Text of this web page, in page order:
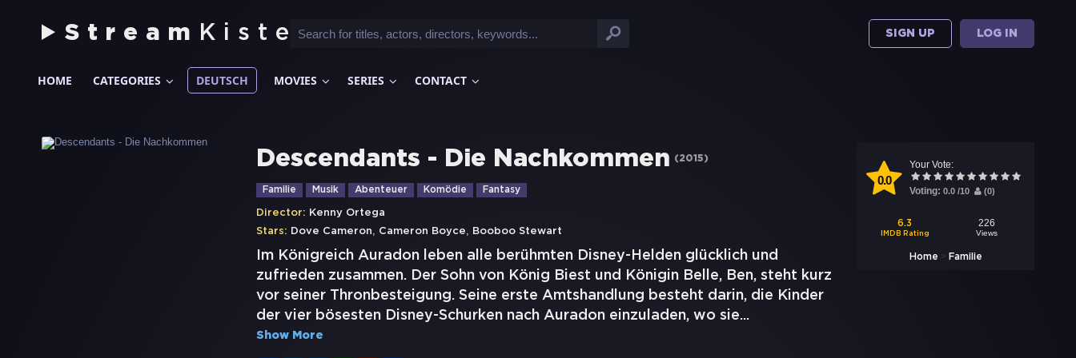
Stream Kiste SIGN UP LOG IN
HOME CATEGORIES DEUTSCH MOVIES SERIES CONTACT
0.0
Your Vote:
Voting: 0.0 /10 (0)
6.3
IMDB Rating
226
Views
Home > Familie
Descendants - Die Nachkommen (2015)
Familie Musik Abenteuer Komödie Fantasy
Director: Kenny Ortega
Stars: Dove Cameron, Cameron Boyce, Booboo Stewart
Im Königreich Auradon leben alle berühmten Disney-Helden glücklich und
zufrieden zusammen. Der Sohn von König Biest und Königin Belle, Ben, steht kurz
vor seiner Thronbesteigung. Seine erste Amtshandlung besteht darin, die Kinder
der vier bösesten Disney-Schurken nach Auradon einzuladen, wo sie...
Show More